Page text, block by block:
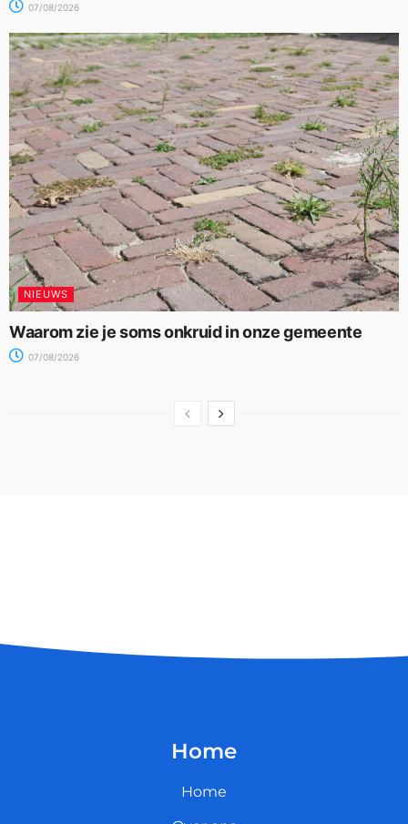
07/08/2026
NIEUWS
Waarom zie je soms onkruid in onze gemeente
07/08/2026
Home
Home